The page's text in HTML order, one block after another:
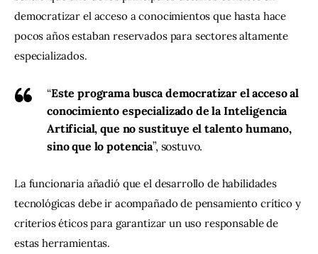
democratizar el acceso a conocimientos que hasta hace
pocos años estaban reservados para sectores altamente
especializados.
“Este programa busca democratizar el acceso al
conocimiento especializado de la Inteligencia
Artificial, que no sustituye el talento humano,
sino que lo potencia”, sostuvo.
La funcionaria añadió que el desarrollo de habilidades
tecnológicas debe ir acompañado de pensamiento crítico y
criterios éticos para garantizar un uso responsable de
estas herramientas.